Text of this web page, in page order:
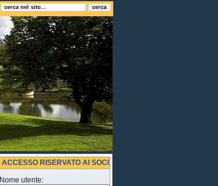
ACCESSO RISERVATO AI SOCI
Nome utente: